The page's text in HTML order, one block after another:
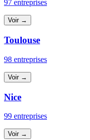
97 entreprises
Voir →
Toulouse
98 entreprises
Voir →
Nice
99 entreprises
Voir →